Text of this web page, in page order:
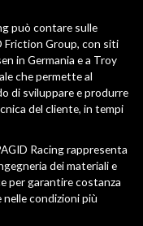
può contare sulle
Friction Group, con siti
in Germania e a Troy
che permette al
di sviluppare e produrre
del cliente, in tempi
Racing rappresenta
dei materiali e
per garantire costanza
condizioni più